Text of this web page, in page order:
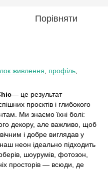
Порівняти
живлення профіль
— це результат
проєктів і глибокого
Ми знаємо їхні болі:
декору, але важливо, щоб
і добре виглядав у
неон ідеально підходить
шоурумів, фотозон,
просторів — всюди, де